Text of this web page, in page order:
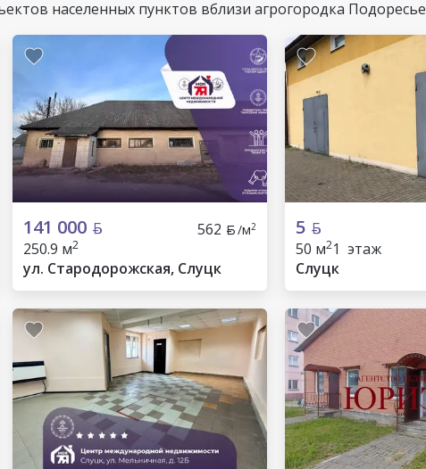
населенных пунктов вблизи агрогородка Подоресье
141 000 562 /м2
250.9 м2
ул. Стародорожская, Слуцк
5
50 м21 этаж
Слуцк